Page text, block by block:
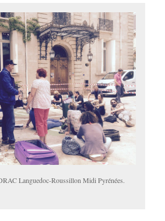
Languedoc-Roussillon Midi Pyrénées.